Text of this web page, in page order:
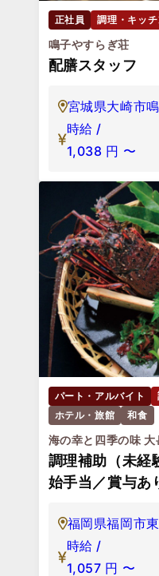
正社員 調理・キッ
鳴子やすらぎ荘
配膳スタッフ
宮城県大崎市
時給 /
1,038 円 〜
パート・アルバイト
ホテル・旅館
和食
海の幸と四季の味 大
調理補助（未経
始手当／賞与あ
福岡県福岡市
時給 /
1,057 円 〜